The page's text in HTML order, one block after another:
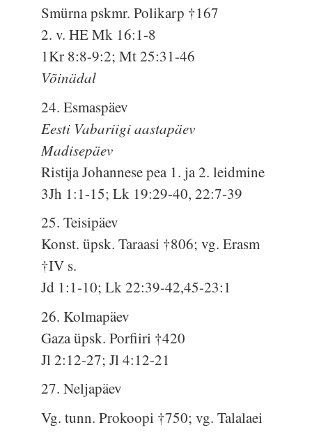
Smürna pskmr. Polikarp †167
2. v. HE Mk 16:1-8
1Kr 8:8-9:2; Mt 25:31-46
Võinädal
24. Esmaspäev
Eesti Vabariigi aastapäev
Madisepäev
Ristija Johannese pea 1. ja 2. leidmine
3Jh 1:1-15; Lk 19:29-40, 22:7-39
25. Teisipäev
Konst. üpsk. Taraasi †806; vg. Erasm
†IV s.
Jd 1:1-10; Lk 22:39-42,45-23:1
26. Kolmapäev
Gaza üpsk. Porfiiri †420
Jl 2:12-27; Jl 4:12-21
27. Neljapäev
Vg. tunn. Prokoopi †750; vg. Talalaei